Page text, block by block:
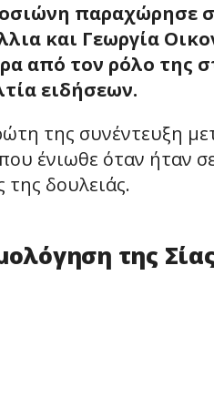
παραχώρησε
και Γεωργία
από τον ρόλο της
ειδήσεων.
της συνέντευξη
ένιωθε όταν ήταν
της δουλειάς.
της